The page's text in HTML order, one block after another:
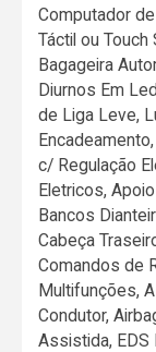
Computador
Táctil ou Touch
Bagageira
Diurnos Em
de Liga Leve,
c/ Regulação
Eletricos,
Bancos
Cabeça
Comandos de
Multifunções,
Condutor,
Assistida, EDS